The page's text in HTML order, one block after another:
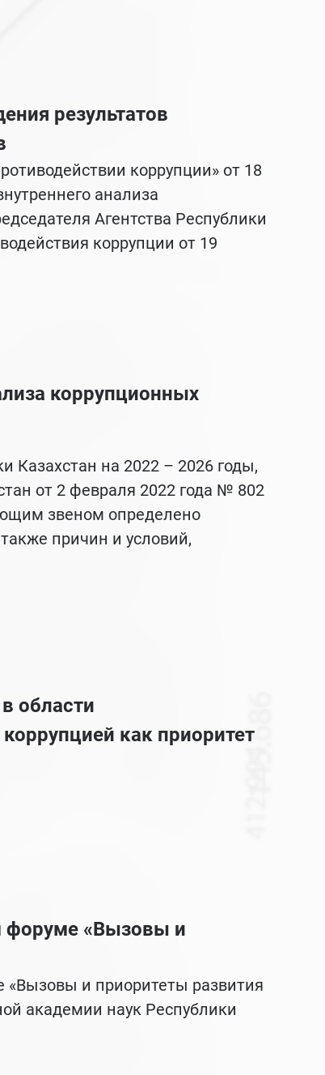
результатов
коррупции» от 18
анализа
Агентства Республики
коррупции от 19
коррупционных
Казахстан на 2022 – 2026 годы,
от 2 февраля 2022 года № 802
звеном определено
причин и условий,
области
как приоритет
форуме «Вызовы и
и приоритеты развития
академии наук Республики